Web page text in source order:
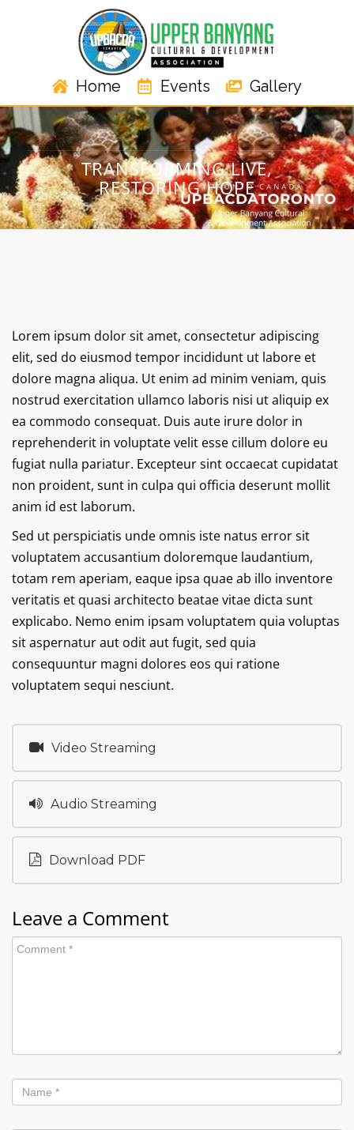
Home Events Gallery
TRANSFORMING LIVE,
RESTORING HOPE
Lorem ipsum dolor sit amet, consectetur adipiscing
elit, sed do eiusmod tempor incididunt ut labore et
dolore magna aliqua. Ut enim ad minim veniam, quis
nostrud exercitation ullamco laboris nisi ut aliquip ex
ea commodo consequat. Duis aute irure dolor in
reprehenderit in voluptate velit esse cillum dolore eu
fugiat nulla pariatur. Excepteur sint occaecat cupidatat
non proident, sunt in culpa qui officia deserunt mollit
anim id est laborum.
Sed ut perspiciatis unde omnis iste natus error sit
voluptatem accusantium doloremque laudantium,
totam rem aperiam, eaque ipsa quae ab illo inventore
veritatis et quasi architecto beatae vitae dicta sunt
explicabo. Nemo enim ipsam voluptatem quia voluptas
sit aspernatur aut odit aut fugit, sed quia
consequuntur magni dolores eos qui ratione
voluptatem sequi nesciunt.
Video Streaming
Audio Streaming
Download PDF
Leave a Comment